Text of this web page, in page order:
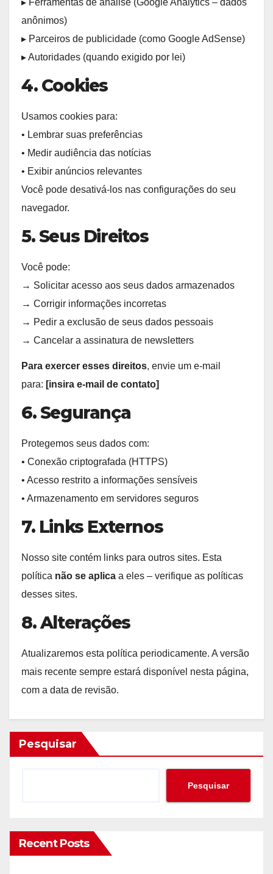
▸ Ferramentas de análise (Google Analytics – dados
anônimos)
▸ Parceiros de publicidade (como Google AdSense)
▸ Autoridades (quando exigido por lei)
4. Cookies
Usamos cookies para:
• Lembrar suas preferências
• Medir audiência das notícias
• Exibir anúncios relevantes
Você pode desativá-los nas configurações do seu
navegador.
5. Seus Direitos
Você pode:
→ Solicitar acesso aos seus dados armazenados
→ Corrigir informações incorretas
→ Pedir a exclusão de seus dados pessoais
→ Cancelar a assinatura de newsletters
Para exercer esses direitos, envie um e-mail
para: [insira e-mail de contato]
6. Segurança
Protegemos seus dados com:
• Conexão criptografada (HTTPS)
• Acesso restrito a informações sensíveis
• Armazenamento em servidores seguros
7. Links Externos
Nosso site contém links para outros sites. Esta
política não se aplica a eles – verifique as políticas
desses sites.
8. Alterações
Atualizaremos esta política periodicamente. A versão
mais recente sempre estará disponível nesta página,
com a data de revisão.
Pesquisar
Pesquisar
Recent Posts